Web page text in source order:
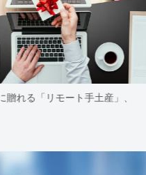
贈れる「リモート手土産」、